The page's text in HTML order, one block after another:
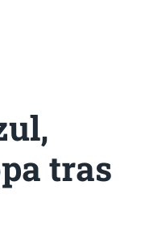
tras